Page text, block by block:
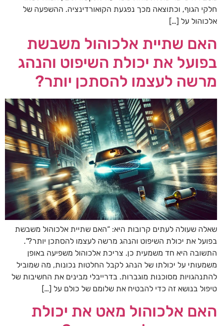
חלקי הגוף, וכתוצאה מכך נפגעת הקואורדינציה. ההשפעה של
אלכוהול על […]
האם שתיית אלכוהול משבשת
בפועל את יכולת השיפוט והנהג
מרשה לעצמו להסתכן יותר?
שאלה שעולה לעתים קרובות היא: “האם שתיית אלכוהול משבשת
בפועל את יכולת השיפוט והנהג מרשה לעצמו להסתכן יותר?”.
התשובה היא חד משמעית כן. צריכת אלכוהול משפיעה באופן
משמעותי על יכולתו של הנהג לקבל החלטות נכונות, מה שמוביל
להתנהגויות מסוכנות מוגברות. בדרייבלי מבינים את החשיבות של
טיפול בנושא זה כדי להבטיח את שלומם של כולם על […]
האם אלכוהול מאט את יכולת